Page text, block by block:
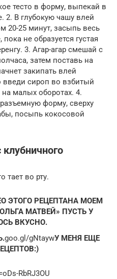
тесто в форму, выпекай в
2. В глубокую чашу влей
20-25 минут, засыпь весь
не образуется густая
3. Агар-агар смешай с
затем поставь на
закипать влей
сироп во взбитый
малых оборотах. 4.
форму, сверху
посыпь кокосовой
тает во рту.
ЭТОГО РЕЦЕПТАНА МОЕМ
МАТВЕЙ» ПУСТЬ У
ВКУСНО.
goo.gl/gNtaywУ МЕНЯ ЕЩЕ
RbRJ3OU